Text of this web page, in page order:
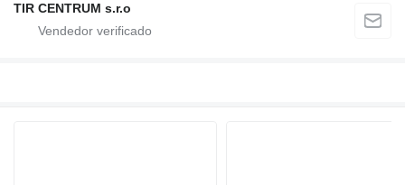
TIR CENTRUM s.r.o